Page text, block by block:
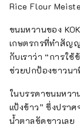
Rice Flour
ขนมหวานของ
เกษตรกรที่ทำสัญญ
กับเราว่า “การใ
ช่วยปกป้องชาวน
ในบรรดาขนมหวา
แป้งข้าว” ซึ่งปรา
น้ำตาลขัดขาวเลย